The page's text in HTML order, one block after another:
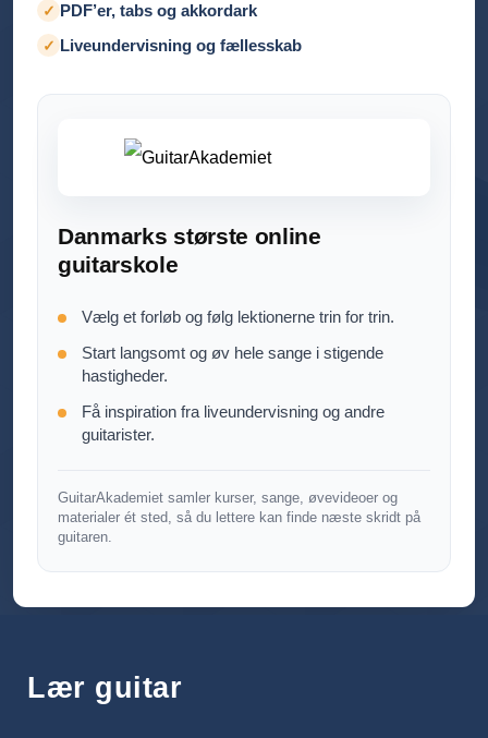
✓ PDF’er, tabs og akkordark
✓ Liveundervisning og fællesskab
Danmarks største online
guitarskole
Vælg et forløb og følg lektionerne trin for trin.
Start langsomt og øv hele sange i stigende
hastigheder.
Få inspiration fra liveundervisning og andre
guitarister.
GuitarAkademiet samler kurser, sange, øvevideoer og
materialer ét sted, så du lettere kan finde næste skridt på
guitaren.
Lær guitar